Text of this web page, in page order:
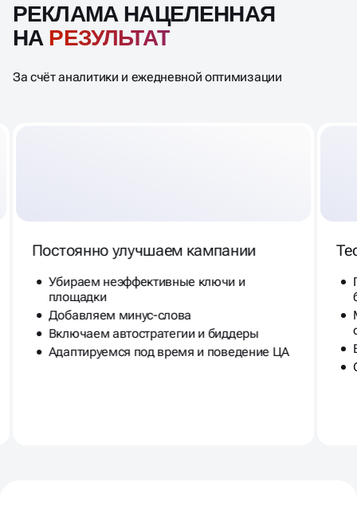
РЕКЛАМА НАЦЕЛЕННАЯ
НА РЕЗУЛЬТАТ
За счёт аналитики и ежедневной оптимизации
Постоянно улучшаем кампании
Убираем неэффективные ключи и
площадки
Добавляем минус-слова
Включаем автостратегии и биддеры
Адаптируемся под время и поведение ЦА